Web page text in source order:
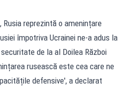
reprezintă o amenințare
împotriva Ucrainei ne-a adus la
de la al Doilea Război
rusească este cea care ne
defensive', a declarat